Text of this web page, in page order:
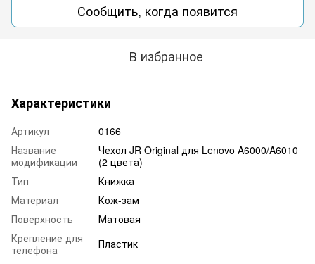
Сообщить, когда появится
В избранное
Характеристики
Артикул
0166
Название
модификации
Чехол JR Original для Lenovo A6000/A6010
(2 цвета)
Тип
Книжка
Материал
Кож-зам
Поверхность
Матовая
Крепление для
телефона
Пластик